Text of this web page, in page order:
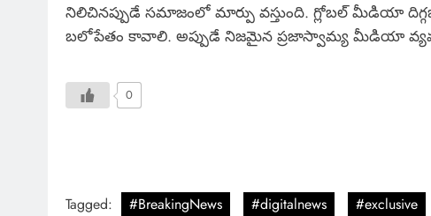
నిలిచినప్పుడే సమాజంలో మార్పు వస్తుంది. గ్లోబల్ మీడియా
బలోపేతం కావాలి. అప్పుడే నిజమైన ప్రజాస్వామ్య మీడియా
0
Tagged: #BreakingNews #digitalnews #exclusive